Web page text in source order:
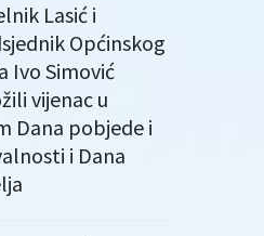
Lasić i
Općinskog
Ivo Simović
vijenac u
Dana pobjede i
i Dana